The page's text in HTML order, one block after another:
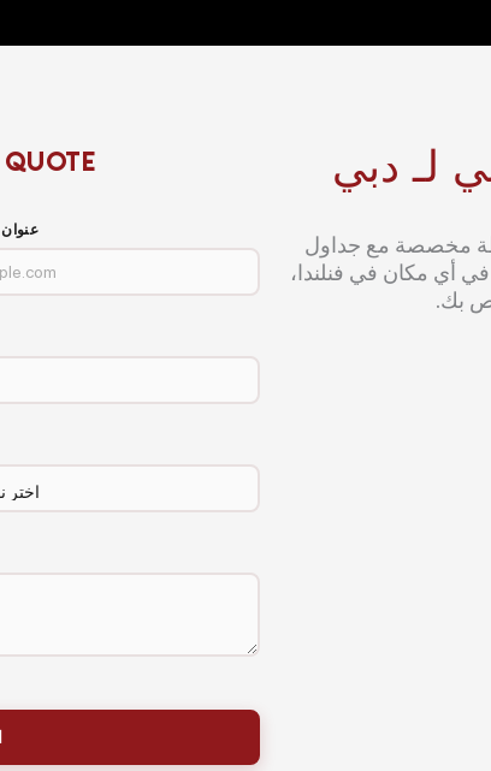
لـ دبي
مخصصة مع جداول
أي مكان في فنلندا،
بك.
QUOTE
عنوان